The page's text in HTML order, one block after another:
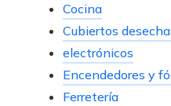
Cocina
Cubiertos
electrónicos
Encendedores y
Ferretería